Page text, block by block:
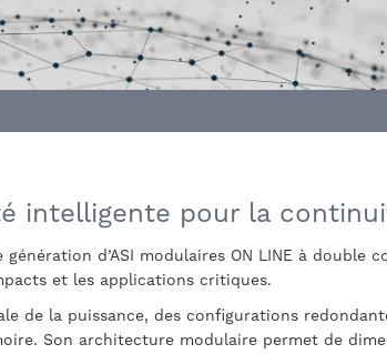
intelligente pour la
génération d’ASI modulaires ON LINE à
et les applications critiques.
de la puissance, des configurations
Son architecture modulaire permet de